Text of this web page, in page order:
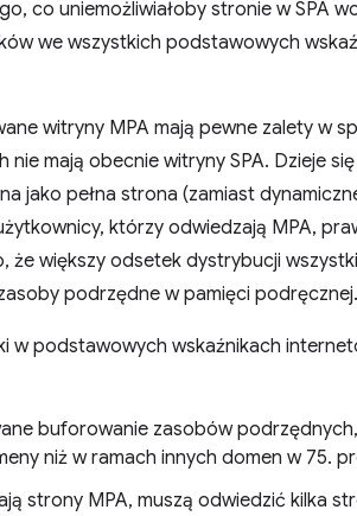
co uniemożliwiałoby stronie w SPA
we wszystkich podstawowych
witryny MPA mają pewne zalety w
mają obecnie witryny SPA. Dzieje
jako pełna strona (zamiast
którzy odwiedzają MPA,
że większy odsetek dystrybucji
podrzędne w pamięci podręcznej.
w podstawowych wskaźnikach
buforowanie zasobów
niż w ramach innych domen w 75.
strony MPA, muszą odwiedzić kilka